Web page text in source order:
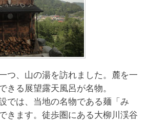
つ、山の湯を訪れました。麓を一
きる展望露天風呂が名物。
では、当地の名物である麺「み
きます。徒歩圏にある大柳川渓谷